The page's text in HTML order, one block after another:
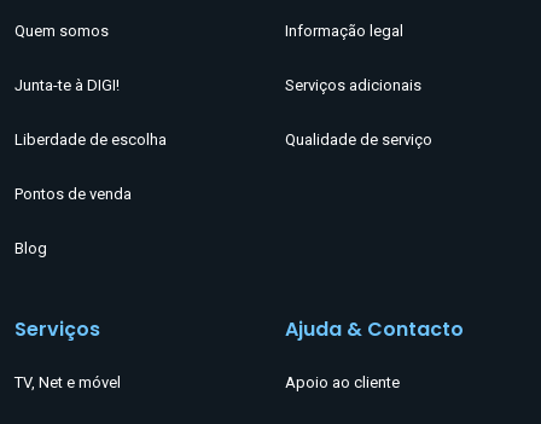
Quem somos
Junta-te à DIGI!
Liberdade de escolha
Pontos de venda
Blog
Informação legal
Serviços adicionais
Qualidade de serviço
Serviços
TV, Net e móvel
Ajuda & Contacto
Apoio ao cliente